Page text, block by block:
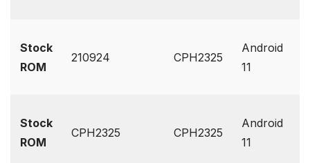
Stock
ROM
210924 CPH2325
Android
11
Stock
ROM
CPH2325 CPH2325
Android
11